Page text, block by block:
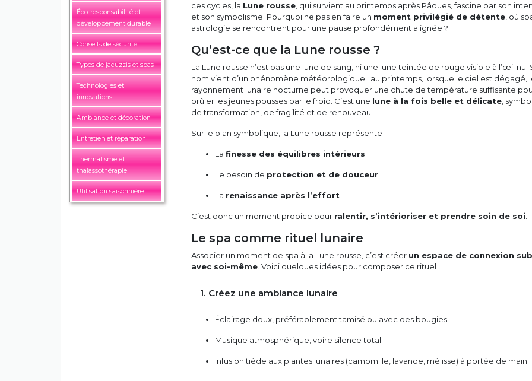
Éco-responsabilité et
développement durable
Conseils de sécurité
Types de jacuzzis et spas
Technologies et
innovations
Ambiance et décoration
Entretien et réparation
Thermalisme et
thalassothérapie
Utilisation saisonnière
ces cycles, la Lune rousse , qui survient au printemps après Pâques, fascine par son
et son symbolisme. Pourquoi ne pas en faire un moment privilégié de détente , où
astrologie se rencontrent pour une pause profondément alignée ?
Qu’est-ce que la Lune rousse ?
La Lune rousse n’est pas une lune de sang, ni une lune teintée de rouge visible à l’œil nu.
nom vient d’un phénomène météorologique : au printemps, lorsque le ciel est dégagé,
rayonnement lunaire nocturne peut provoquer une chute de température suffisante
brûler les jeunes pousses par le froid. C’est une lune à la fois belle et délicate ,
de transformation, de fragilité et de renouveau.
Sur le plan symbolique, la Lune rousse représente :
La finesse des équilibres intérieurs
Le besoin de protection et de douceur
La renaissance après l’effort
C’est donc un moment propice pour ralentir, s’intérioriser et prendre soin de soi
Le spa comme rituel lunaire
Associer un moment de spa à la Lune rousse, c’est créer un espace de connexion
avec soi-même . Voici quelques idées pour composer ce rituel :
1. Créez une ambiance lunaire
Éclairage doux, préférablement tamisé ou avec des bougies
Musique atmosphérique, voire silence total
Infusion tiède aux plantes lunaires (camomille, lavande, mélisse) à portée de main